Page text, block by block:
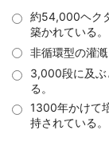
約54,000ヘク
築かれている。
非循環型の灌
3,000段に及ぶ
る。
1300年かけて
持されている。